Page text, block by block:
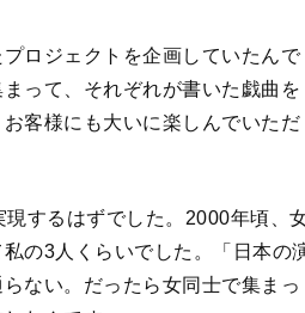
するはずでした。2000年頃、女
の3人くらいでした。「日本の演
たんです。
るのが現実です。唐十郎さんや
られる方も少数ながらいらっし